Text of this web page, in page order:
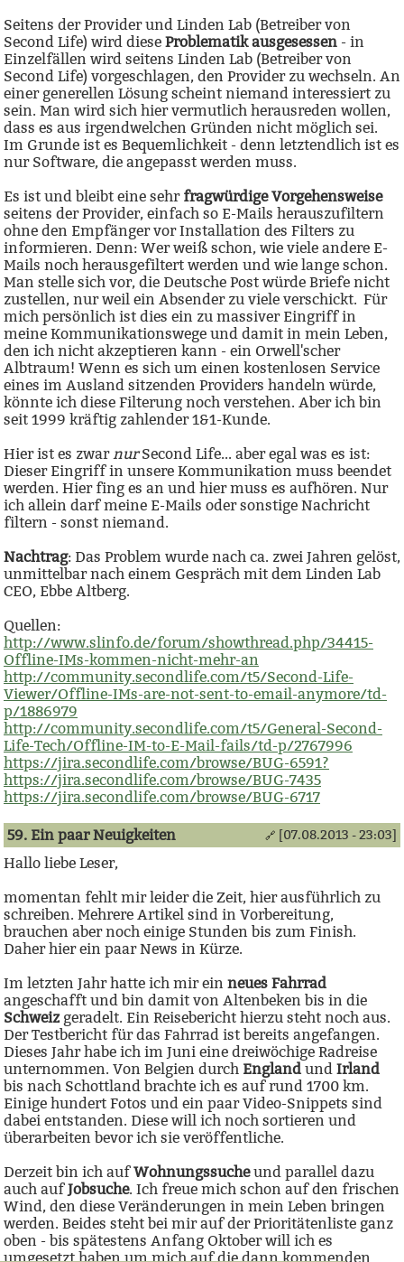
Seitens der Provider und Linden Lab (Betreiber von
Second Life) wird diese Problematik ausgesessen - in
Einzelfällen wird seitens Linden Lab (Betreiber von
Second Life) vorgeschlagen, den Provider zu wechseln. An
einer generellen Lösung scheint niemand interessiert zu
sein. Man wird sich hier vermutlich herausreden wollen,
dass es aus irgendwelchen Gründen nicht möglich sei.
Im Grunde ist es Bequemlichkeit - denn letztendlich ist es
nur Software, die angepasst werden muss.
Es ist und bleibt eine sehr fragwürdige Vorgehensweise
seitens der Provider, einfach so E-Mails herauszufiltern
ohne den Empfänger vor Installation des Filters zu
informieren. Denn: Wer weiß schon, wie viele andere E-
Mails noch herausgefiltert werden und wie lange schon.
Man stelle sich vor, die Deutsche Post würde Briefe nicht
zustellen, nur weil ein Absender zu viele verschickt. Für
mich persönlich ist dies ein zu massiver Eingriff in
meine Kommunikationswege und damit in mein Leben,
den ich nicht akzeptieren kann - ein Orwell'scher
Albtraum! Wenn es sich um einen kostenlosen Service
eines im Ausland sitzenden Providers handeln würde,
könnte ich diese Filterung noch verstehen. Aber ich bin
seit 1999 kräftig zahlender 1&1-Kunde.
Hier ist es zwar nurSecond Life... aber egal was es ist:
Dieser Eingriff in unsere Kommunikation muss beendet
werden. Hier fing es an und hier muss es aufhören. Nur
ich allein darf meine E-Mails oder sonstige Nachricht
filtern - sonst niemand.
Nachtrag: Das Problem wurde nach ca. zwei Jahren gelöst,
unmittelbar nach einem Gespräch mit dem Linden Lab
CEO, Ebbe Altberg.
Quellen:
http://www.slinfo.de/forum/showthread.php/34415-
Offline-IMs-kommen-nicht-mehr-an
http://community.secondlife.com/t5/Second-Life-
Viewer/Offline-IMs-are-not-sent-to-email-anymore/td-
p/1886979
http://community.secondlife.com/t5/General-Second-
Life-Tech/Offline-IM-to-E-Mail-fails/td-p/2767996
https://jira.secondlife.com/browse/BUG-6591?
https://jira.secondlife.com/browse/BUG-7435
https://jira.secondlife.com/browse/BUG-6717
🔗 [07.08.2013 - 23:03]
59. Ein paar Neuigkeiten
Hallo liebe Leser,
momentan fehlt mir leider die Zeit, hier ausführlich zu
schreiben. Mehrere Artikel sind in Vorbereitung,
brauchen aber noch einige Stunden bis zum Finish.
Daher hier ein paar News in Kürze.
Im letzten Jahr hatte ich mir ein neues Fahrrad
angeschafft und bin damit von Altenbeken bis in die
Schweizgeradelt. Ein Reisebericht hierzu steht noch aus.
Der Testbericht für das Fahrrad ist bereits angefangen.
Dieses Jahr habe ich im Juni eine dreiwöchige Radreise
unternommen. Von Belgien durch England und Irland
bis nach Schottland brachte ich es auf rund 1700 km.
Einige hundert Fotos und ein paar Video-Snippets sind
dabei entstanden. Diese will ich noch sortieren und
überarbeiten bevor ich sie veröffentliche.
Derzeit bin ich aufWohnungssucheund parallel dazu
auch aufJobsuche. Ich freue mich schon auf den frischen
Wind, den diese Veränderungen in mein Leben bringen
werden. Beides steht bei mir auf der Prioritätenliste ganz
oben - bis spätestens Anfang Oktober will ich es
umgesetzt haben um mich auf die dann kommenden